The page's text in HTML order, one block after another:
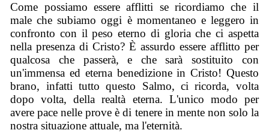
Come possiamo essere afflitti se ricordiamo che il
male che subiamo oggi è momentaneo e leggero in
confronto con il peso eterno di gloria che ci aspetta
nella presenza di Cristo? È assurdo essere afflitto per
qualcosa che passerà, e che sarà sostituito con
un'immensa ed eterna benedizione in Cristo! Questo
brano, infatti tutto questo Salmo, ci ricorda, volta
dopo volta, della realtà eterna. L'unico modo per
avere pace nelle prove è di tenere in mente non solo la
nostra situazione attuale, ma l'eternità.